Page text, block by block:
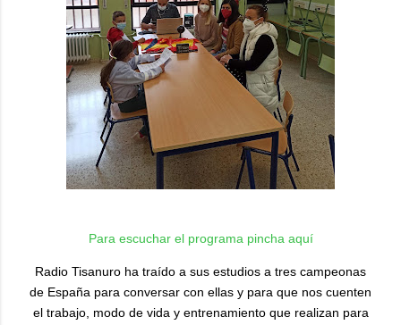
Para escuchar el programa pincha aquí
Radio Tisanuro ha traído a sus estudios a tres campeonas
de España para conversar con ellas y para que nos cuenten
el trabajo, modo de vida y entrenamiento que realizan para